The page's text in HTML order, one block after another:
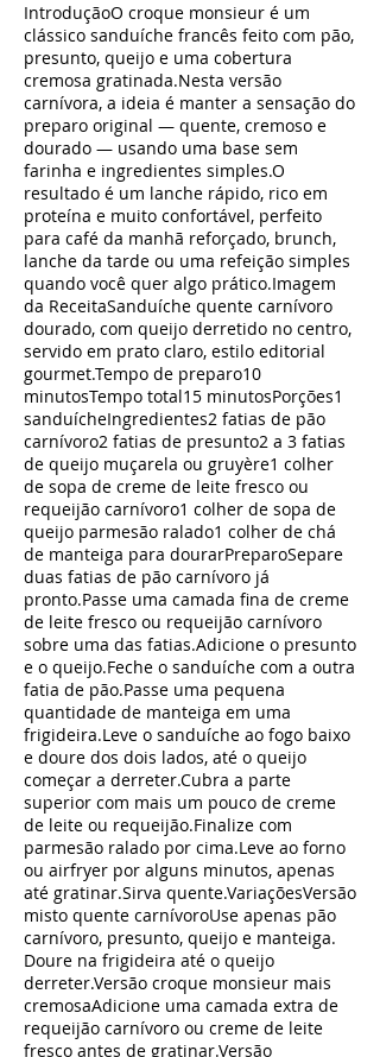
IntroduçãoO croque monsieur é um
clássico sanduíche francês feito com pão,
presunto, queijo e uma cobertura
cremosa gratinada.Nesta versão
carnívora, a ideia é manter a sensação do
preparo original — quente, cremoso e
dourado — usando uma base sem
farinha e ingredientes simples.O
resultado é um lanche rápido, rico em
proteína e muito confortável, perfeito
para café da manhã reforçado, brunch,
lanche da tarde ou uma refeição simples
quando você quer algo prático.Imagem
da ReceitaSanduíche quente carnívoro
dourado, com queijo derretido no centro,
servido em prato claro, estilo editorial
gourmet.Tempo de preparo10
minutosTempo total15 minutosPorções1
sanduícheIngredientes2 fatias de pão
carnívoro2 fatias de presunto2 a 3 fatias
de queijo muçarela ou gruyère1 colher
de sopa de creme de leite fresco ou
requeijão carnívoro1 colher de sopa de
queijo parmesão ralado1 colher de chá
de manteiga para dourarPreparoSepare
duas fatias de pão carnívoro já
pronto.Passe uma camada fina de creme
de leite fresco ou requeijão carnívoro
sobre uma das fatias.Adicione o presunto
e o queijo.Feche o sanduíche com a outra
fatia de pão.Passe uma pequena
quantidade de manteiga em uma
frigideira.Leve o sanduíche ao fogo baixo
e doure dos dois lados, até o queijo
começar a derreter.Cubra a parte
superior com mais um pouco de creme
de leite ou requeijão.Finalize com
parmesão ralado por cima.Leve ao forno
ou airfryer por alguns minutos, apenas
até gratinar.Sirva quente.VariaçõesVersão
misto quente carnívoroUse apenas pão
carnívoro, presunto, queijo e manteiga.
Doure na frigideira até o queijo
derreter.Versão croque monsieur mais
cremosaAdicione uma camada extra de
requeijão carnívoro ou creme de leite
fresco antes de gratinar.Versão